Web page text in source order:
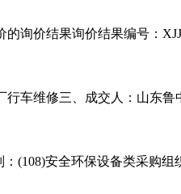
询价结果询价结果编号：
车维修三、成交人：山东
(108)安全环保设备类采购